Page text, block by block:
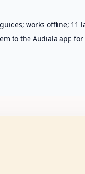
works offline; 11
to the Audiala app